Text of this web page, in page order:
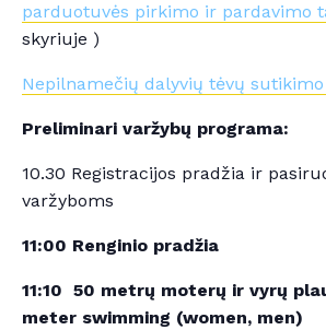
parduotuvės pirkimo ir pardavimo
skyriuje )
Nepilnamečių dalyvių tėvų
Preliminari varžybų programa:
10.30 Registracijos pradžia ir
varžyboms
11:00 Renginio pradžia
11:10 50 metrų moterų ir vyrų
meter swimming (women, men)